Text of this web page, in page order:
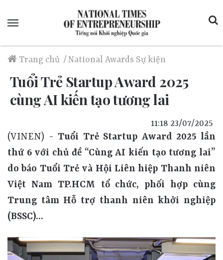
Trang chủ / National Awards Sự kiện
Tuổi Trẻ Startup Award 2025
cùng AI kiến tạo tương lai
11:18 23/07/2025
(VINEN) - Tuổi Trẻ Startup Award 2025 lần
thứ 6 với chủ đề “Cùng AI kiến tạo tương lai”
do báo Tuổi Trẻ và Hội Liên hiệp Thanh niên
Việt Nam TP.HCM tổ chức, phối hợp cùng
Trung tâm Hỗ trợ thanh niên khởi nghiệp
(BSSC)…